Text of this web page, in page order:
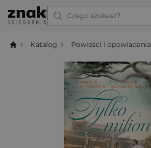
Czego szukasz?
Katalog Powieści i opowiadania